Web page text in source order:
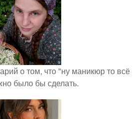
о том, что "ну маникюр то всё
было бы сделать.